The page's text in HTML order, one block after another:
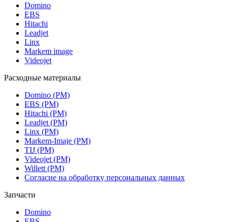
Domino
EBS
Hitachi
Leadjet
Linx
Markem image
Videojet
Расходные материалы
Domino (РМ)
EBS (РМ)
Hitachi (РМ)
Leadjet (РМ)
Linx (РМ)
Markem-Imaje (РМ)
TIJ (РМ)
Videojet (РМ)
Willett (РМ)
Согласие на обработку персональных данных
Запчасти
Domino